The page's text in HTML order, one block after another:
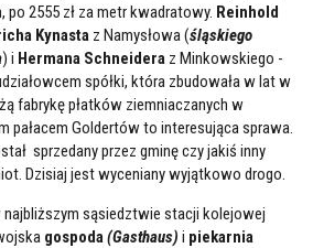
po 2555 zł za metr kwadratowy. Reinhold
Kynasta z Namysłowa (śląskiego
) i Hermana Schneidera z Minkowskiego -
spółki, która zbudowała w lat w
fabrykę płatków ziemniaczanych w
pałacem Goldertów to interesująca sprawa.
sprzedany przez gminę czy jakiś inny
Dzisiaj jest wyceniany wyjątkowo drogo.
najbliższym sąsiedztwie stacji kolejowej
gospoda(Gasthaus) i piekarnia